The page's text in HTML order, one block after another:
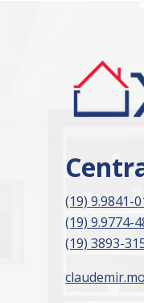
(19) 9.9841-
(19) 9.9774-
(19) 3893-